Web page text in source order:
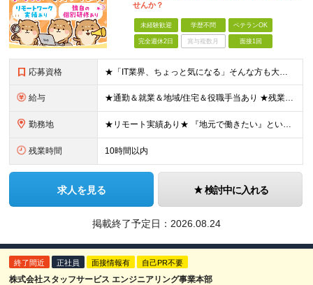
せんか？
未経験歓迎 学歴不問 ベテランOK
完全週休2日 賞与複数月 面接1回
応募資格 ★「IT業界、ちょっと気になる」そんな方も大歓迎！ ■学歴不問 ■未経験・第二新卒歓迎 ■知識・経験はこれから身につけていければOK！ □■ステップアップ■□ 社内システム開発やインフラ構築などジャ
給与 ★通勤＆就業＆地域/住宅＆役職手当あり ★残業代は全額支給 ★選べる給与制度あり！ ■東京・神奈川・千葉・埼玉勤務の場合 月給24.5万円～55万円＋諸手当 （残業代は全額支給） (20,000円の
勤務地 ★リモート実績あり★ 『地元で働きたい』という希望に、業界トップクラス約7,000件の取引事業所数、90,000件以上のプロジェクトから検討をいたします。 全国の取引先での就業となります（沖縄を除
残業時間 10時間以内
求人を見る 検討中に入れる
掲載終了予定日： 2026.08.24
終了間近 正社員 面接情報有 自己PR不要
株式会社スタッフサービス エンジニアリング事業本部